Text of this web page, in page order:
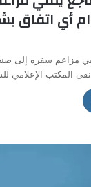
أي اتفاق
مزاعم سفره إلى
المكتب الإعلامي